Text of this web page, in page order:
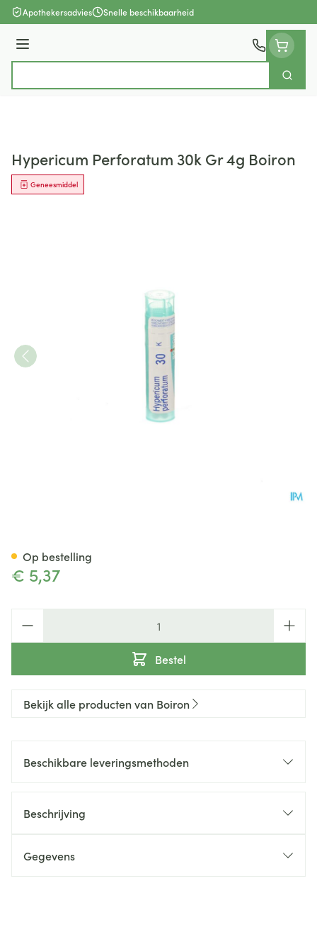
Ga naar de inhoud
Apothekersadvies Snelle beschikbaarheid
Menu
Zoek
Hypericum Perforatum 30k Gr 4g Boiron
Geneesmiddel
€ 5,37
Bestel
Op bestelling
Bekijk alle producten van Boiron
Beschikbare leveringsmethoden
Beschrijving
Gegevens